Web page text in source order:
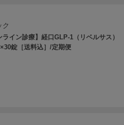
ク
ライン診療】経口GLP-1（リベルサス）
錠［送料込］/定期便